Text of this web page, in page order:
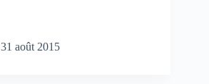
31 août 2015